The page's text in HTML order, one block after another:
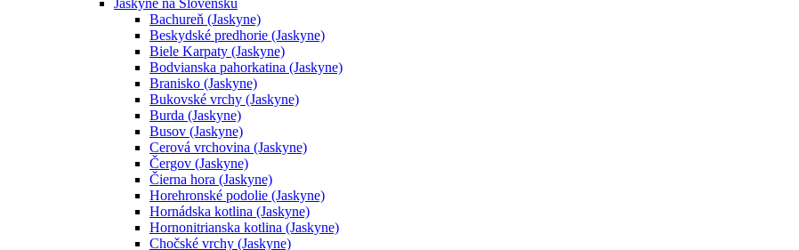
Bachureň (Jaskyne)
Beskydské predhorie (Jaskyne)
Biele Karpaty (Jaskyne)
Bodvianska pahorkatina (Jaskyne)
Branisko (Jaskyne)
Bukovské vrchy (Jaskyne)
Burda (Jaskyne)
Busov (Jaskyne)
Cerová vrchovina (Jaskyne)
Čergov (Jaskyne)
Čierna hora (Jaskyne)
Horehronské podolie (Jaskyne)
Hornádska kotlina (Jaskyne)
Hornonitrianska kotlina (Jaskyne)
Chočské vrchy (Jaskyne)